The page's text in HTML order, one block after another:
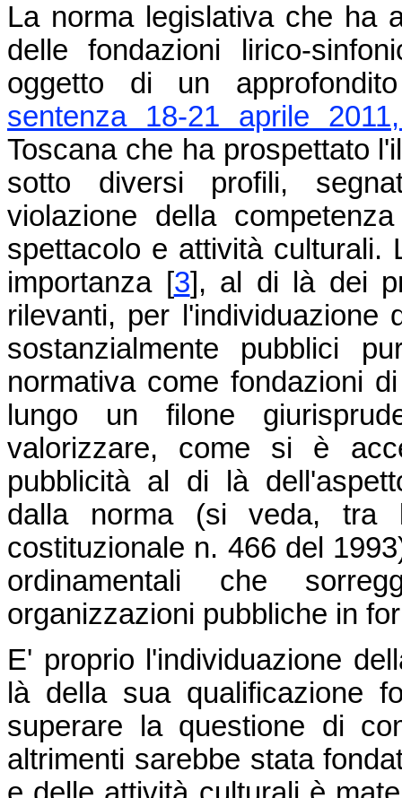
La norma legislativa che ha
delle fondazioni lirico-
oggetto di un
sentenza 18-21 aprile
Toscana che ha prospettato
sotto diversi profili,
violazione della
spettacolo e attività culturali.
importanza [3], al di là dei
rilevanti, per
sostanzialmente pubblici
normativa come fondazioni
lungo un filone
valorizzare, come si è
pubblicità al di là
dalla norma (si veda, tra
costituzionale n. 466 del
ordinamentali che
organizzazioni pubbliche in
E' proprio l'individuazione
là della sua qualificazione
superare la questione di
altrimenti sarebbe stata